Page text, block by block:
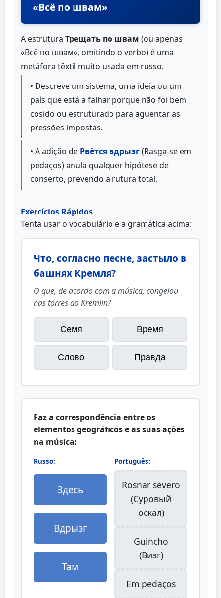
«Всё по швам»
A estrutura Трещать по швам (ou apenas
«Всё по швам», omitindo o verbo) é uma
metáfora têxtil muito usada em russo.
• Descreve um sistema, uma ideia ou um
país que está a falhar porque não foi bem
cosido ou estruturado para aguentar as
pressões impostas.
• A adição de Рвётся вдрызг(Rasga-se em
pedaços) anula qualquer hipótese de
conserto, prevendo a rutura total.
Exercícios Rápidos
Tenta usar o vocabulário e a gramática acima:
Что, согласно песне, застыло в
башнях Кремля?
O que, de acordo com a música, congelou
nas torres do Kremlin?
Семя Время
Слово Правда
Faz a correspondência entre os
elementos geográficos e as suas ações
na música:
Russo:
Здесь
Вдрызг
Там
Português:
Rosnar severo
(Суровый
оскал)
Guincho
(Визг)
Em pedaços